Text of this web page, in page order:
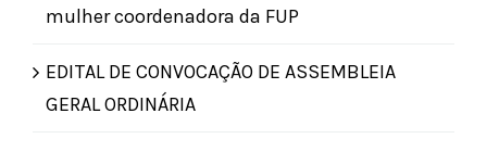
mulher coordenadora da FUP
EDITAL DE CONVOCAÇÃO DE ASSEMBLEIA
GERAL ORDINÁRIA